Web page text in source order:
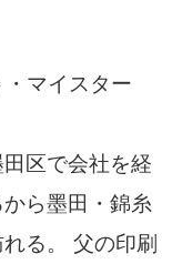
マイスター
区で会社を経
ら墨田・錦糸
る。 父の印刷